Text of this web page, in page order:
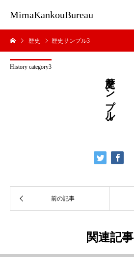
MimaKankouBureau
歴史 歴史サンプル3
History category3
歴史サンプル3
関連記事